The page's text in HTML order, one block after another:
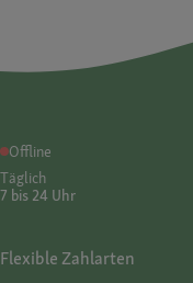
Offline
Täglich
7 bis 24 Uhr
Flexible Zahlarten